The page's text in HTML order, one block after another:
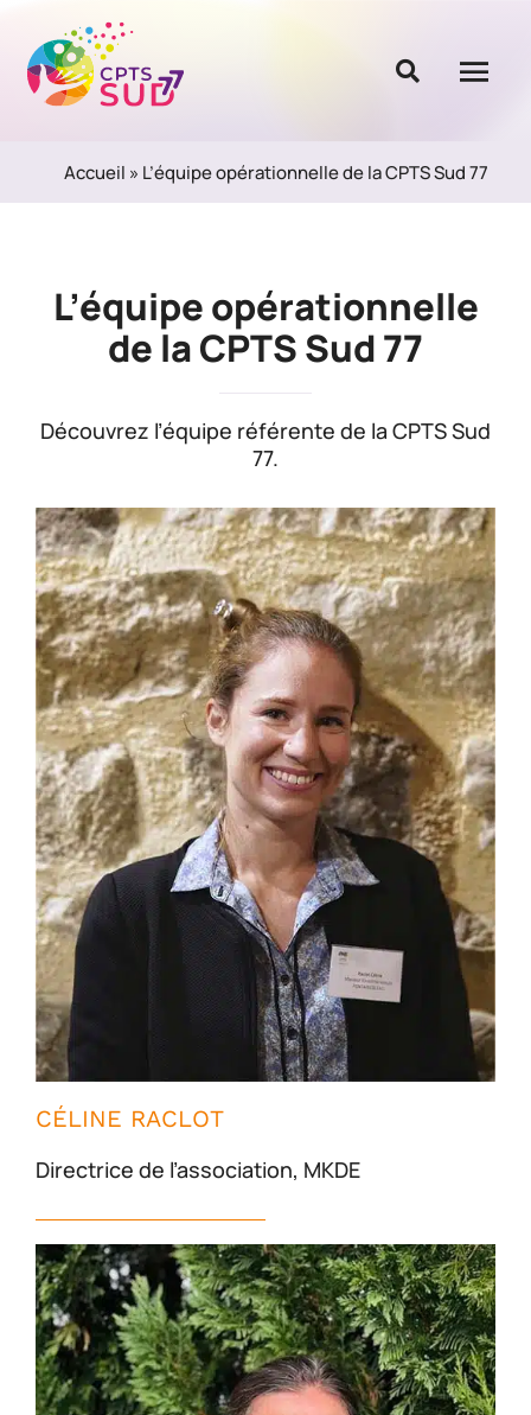
contenu
Accueil » L’équipe opérationnelle de la CPTS Sud 77
L’équipe opérationnelle
de la CPTS Sud 77
Découvrez l’équipe référente de la CPTS Sud
77.
CÉLINE RACLOT
Directrice de l’association, MKDE